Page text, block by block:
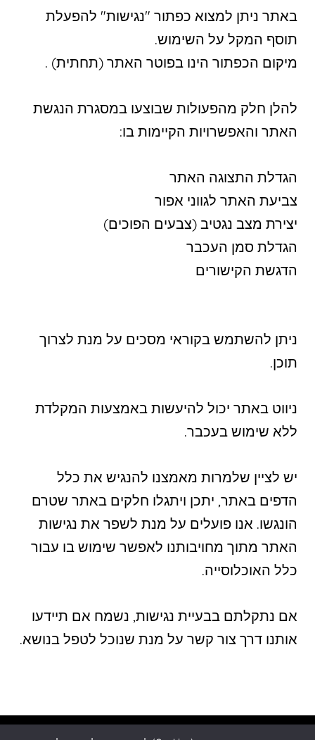
באתר ניתן למצוא כפתור "נגישות" להפעלת
תוסף המקל על השימוש.
מיקום הכפתור הינו בפוטר האתר (תחתית) .
להלן חלק מהפעולות שבוצעו במסגרת הנגשת
האתר והאפשרויות הקיימות בו:
הגדלת התצוגה האתר
צביעת האתר לגווני אפור
יצירת מצב נגטיב (צבעים הפוכים)
הגדלת סמן העכבר
הדגשת הקישורים
ניתן להשתמש בקוראי מסכים על מנת לצרוך
תוכן.
ניווט באתר יכול להיעשות באמצעות המקלדת
ללא שימוש בעכבר.
יש לציין שלמרות מאמצנו להנגיש את כלל
הדפים באתר, יתכן ויתגלו חלקים באתר שטרם
הונגשו. אנו פועלים על מנת לשפר את נגישות
האתר מתוך מחויבותנו לאפשר שימוש בו עבור
כלל האוכלוסייה.
אם נתקלתם בבעיית נגישות, נשמח אם תיידעו
אותנו דרך צור קשר על מנת שנוכל לטפל בנושא.